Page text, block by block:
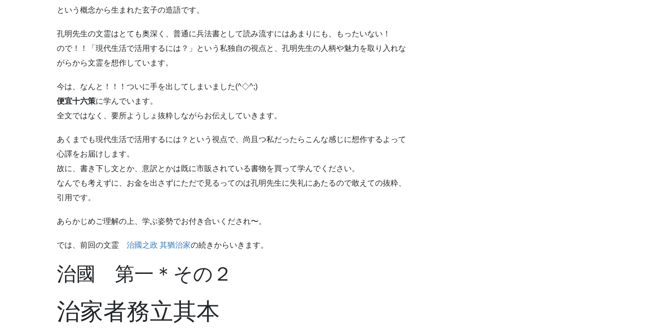
という概念から生まれた玄子の造語です。
孔明先生の文霊はとても奥深く、普通に兵法書として読み流すにはあまりにも、もったいない！
ので！！「現代生活で活用するには？」という私独自の視点と、孔明先生の人柄や魅力を取り入れな
がらから文霊を想作しています。
今は、なんと！！！ついに手を出してしまいました(^◇^;)
便宜十六策に学んでいます。
全文ではなく、要所ようしょ抜粋しながらお伝えしていきます。
あくまでも現代生活で活用するには？という視点で、尚且つ私だったらこんな感じに想作するよって
心譯をお届けします。
故に、書き下し文とか、意訳とかは既に市販されている書物を買って学んでください。
なんでも考えずに、お金を出さずにただで見るってのは孔明先生に失礼にあたるので敢えての抜粋、
引用です。
あらかじめご理解の上、学ぶ姿勢でお付き合いくだされ〜。
では、前回の文霊 治國之政 其猶治家の続きからいきます。
治國 第一＊その２
治家者務立其本